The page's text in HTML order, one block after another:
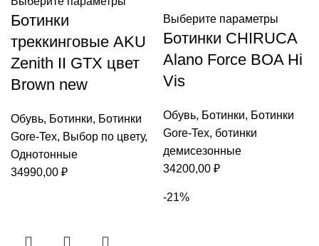
Ботинки
треккинговые AKU
Zenith II GTX цвет
Brown new
Обувь, Ботинки, Ботинки
Gore-Tex, Выбор по цвету,
Однотонные
34990,00 ₽
Выберите параметры
Ботинки CHIRUCA
Alano Force BOA Hi
Vis
Обувь, Ботинки, Ботинки
Gore-Tex, ботинки
демисезонные
34200,00 ₽
-21%